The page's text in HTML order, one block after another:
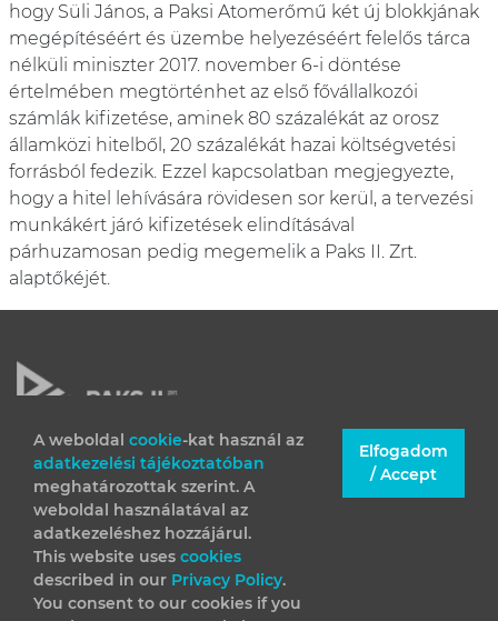
A weboldal cookie-kat használ az
adatkezelési tájékoztatóban
meghatározottak szerint. A
weboldal használatával az
adatkezeléshez hozzájárul.
This website uses cookies
described in our Privacy Policy.
You consent to our cookies if you
Elfogadom
/ Accept
hogy Süli János, a Paksi Atomerőmű két új blokkjának
megépítéséért és üzembe helyezéséért felelős tárca
nélküli miniszter 2017. november 6-i döntése
értelmében megtörténhet az első fővállalkozói
számlák kifizetése, aminek 80 százalékát az orosz
államközi hitelből, 20 százalékát hazai költségvetési
forrásból fedezik. Ezzel kapcsolatban megjegyezte,
hogy a hitel lehívására rövidesen sor kerül, a tervezési
munkákért járó kifizetések elindításával
párhuzamosan pedig megemelik a Paks II. Zrt.
alaptőkéjét.
JOGI INFORMÁCIÓK
IMPRESSZUM